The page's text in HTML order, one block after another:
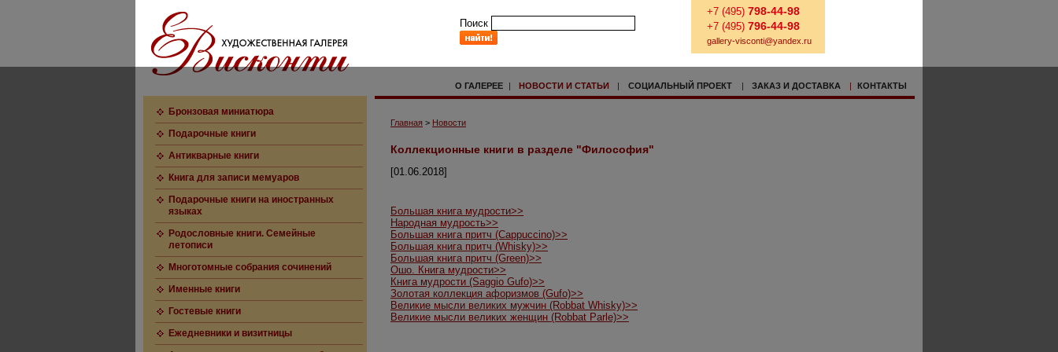
Поиск
+7 (495) 798-44-98
+7 (495) 796-44-98
gallery-visconti@yandex.ru
О ГАЛЕРЕЕ | НОВОСТИ И СТАТЬИ | СОЦИАЛЬНЫЙ ПРОЕКТ | ЗАКАЗ И ДОСТАВКА | КОНТАКТЫ
Бронзовая миниатюра
Подарочные книги
Антикварные книги
Книга для записи мемуаров
Подарочные книги на иностранных
языках
Родословные книги. Семейные
летописи
Многотомные собрания сочинений
Именные книги
Гостевые книги
Ежедневники и визитницы
Главная > Новости
Коллекционные книги в разделе "Философия"
[01.06.2018]
Большая книга мудрости>>
Народная мудрость>>
Большая книга притч (Cappuccino)>>
Большая книга притч (Whisky)>>
Большая книга притч (Green)>>
Ошо. Книга мудрости>>
Книга мудрости (Saggio Gufo)>>
Золотая коллекция афоризмов (Gufo)>>
Великие мысли великих мужчин (Robbat Whisky)>>
Великие мысли великих женщин (Robbat Parle)>>